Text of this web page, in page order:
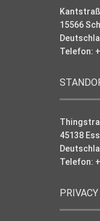
15566
Telefon:
45138
Telefon:
PRIVACY